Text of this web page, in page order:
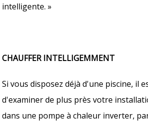
intelligente. »
CHAUFFER INTELLIGEMMENT
Si vous disposez déjà d'une piscine, il
d'examiner de plus près votre
dans une pompe à chaleur inverter,